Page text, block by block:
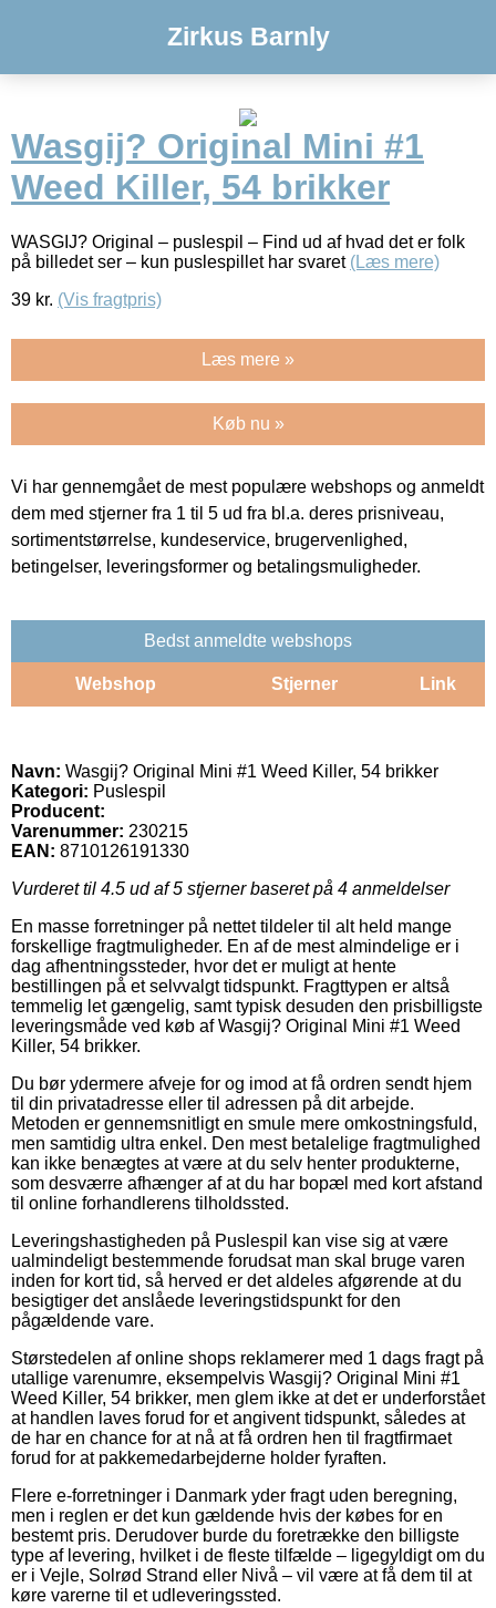
Zirkus Barnly
Wasgij? Original Mini #1
Weed Killer, 54 brikker
WASGIJ? Original – puslespil – Find ud af hvad det er folk
på billedet ser – kun puslespillet har svaret (Læs mere)
39 kr. (Vis fragtpris)
Læs mere »
Køb nu »
Vi har gennemgået de mest populære webshops og anmeldt
dem med stjerner fra 1 til 5 ud fra bl.a. deres prisniveau,
sortimentstørrelse, kundeservice, brugervenlighed,
betingelser, leveringsformer og betalingsmuligheder.
Bedst anmeldte webshops
Webshop Stjerner Link
Navn: Wasgij? Original Mini #1 Weed Killer, 54 brikker
Kategori: Puslespil
Producent:
Varenummer: 230215
EAN: 8710126191330
Vurderet til 4.5 ud af 5 stjerner baseret på 4 anmeldelser
En masse forretninger på nettet tildeler til alt held mange
forskellige fragtmuligheder. En af de mest almindelige er i
dag afhentningssteder, hvor det er muligt at hente
bestillingen på et selvvalgt tidspunkt. Fragttypen er altså
temmelig let gængelig, samt typisk desuden den prisbilligste
leveringsmåde ved køb af Wasgij? Original Mini #1 Weed
Killer, 54 brikker.
Du bør ydermere afveje for og imod at få ordren sendt hjem
til din privatadresse eller til adressen på dit arbejde.
Metoden er gennemsnitligt en smule mere omkostningsfuld,
men samtidig ultra enkel. Den mest betalelige fragtmulighed
kan ikke benægtes at være at du selv henter produkterne,
som desværre afhænger af at du har bopæl med kort afstand
til online forhandlerens tilholdssted.
Leveringshastigheden på Puslespil kan vise sig at være
ualmindeligt bestemmende forudsat man skal bruge varen
inden for kort tid, så herved er det aldeles afgørende at du
besigtiger det anslåede leveringstidspunkt for den
pågældende vare.
Størstedelen af online shops reklamerer med 1 dags fragt på
utallige varenumre, eksempelvis Wasgij? Original Mini #1
Weed Killer, 54 brikker, men glem ikke at det er underforstået
at handlen laves forud for et angivent tidspunkt, således at
de har en chance for at nå at få ordren hen til fragtfirmaet
forud for at pakkemedarbejderne holder fyraften.
Flere e-forretninger i Danmark yder fragt uden beregning,
men i reglen er det kun gældende hvis der købes for en
bestemt pris. Derudover burde du foretrække den billigste
type af levering, hvilket i de fleste tilfælde – ligegyldigt om du
er i Vejle, Solrød Strand eller Nivå – vil være at få dem til at
køre varerne til et udleveringssted.